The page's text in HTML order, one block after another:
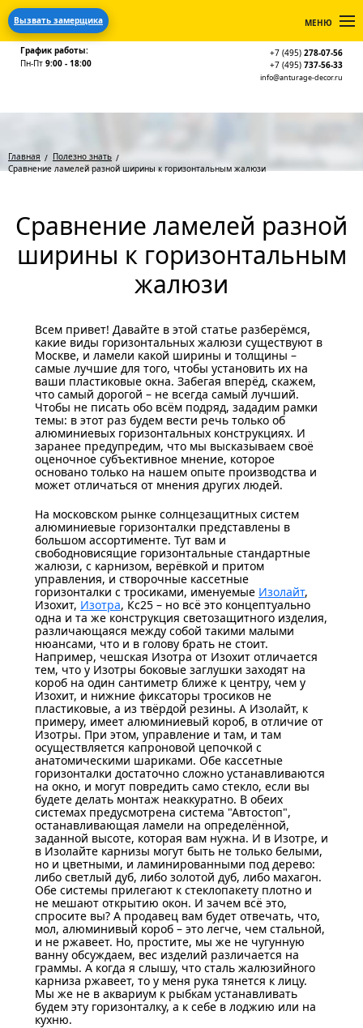
Вызвать замерщика МЕНЮ
График работы:
Пн-Пт 9:00 - 18:00
+7 (495) 278-07-56
+7 (495) 737-56-33
info@anturage-decor.ru
Главная
Полезно знать
Сравнение ламелей разной ширины к горизонтальным жалюзи
Сравнение ламелей разной
ширины к горизонтальным
жалюзи
Всем привет! Давайте в этой статье разберёмся,
какие виды горизонтальных жалюзи существуют в
Москве, и ламели какой ширины и толщины –
самые лучшие для того, чтобы установить их на
ваши пластиковые окна. Забегая вперёд, скажем,
что самый дорогой – не всегда самый лучший.
Чтобы не писать обо всём подряд, зададим рамки
темы: в этот раз будем вести речь только об
алюминиевых горизонтальных конструкциях. И
заранее предупредим, что мы высказываем своё
оценочное субъективное мнение, которое
основано только на нашем опыте производства и
может отличаться от мнения других людей.
На московском рынке солнцезащитных систем
алюминиевые горизонталки представлены в
большом ассортименте. Тут вам и
свободновисящие горизонтальные стандартные
жалюзи, с карнизом, верёвкой и притом
управления, и створочные кассетные
горизонталки с тросиками, именуемые Изолайт,
Изохит, Изотра, Кс25 – но всё это концептуально
одна и та же конструкция светозащитного изделия,
различающаяся между собой такими малыми
нюансами, что и в голову брать не стоит.
Например, чешская Изотра от Изохит отличается
тем, что у Изотры боковые заглушки заходят на
короб на один сантиметр ближе к центру, чем у
Изохит, и нижние фиксаторы тросиков не
пластиковые, а из твёрдой резины. А Изолайт, к
примеру, имеет алюминиевый короб, в отличие от
Изотры. При этом, управление и там, и там
осуществляется капроновой цепочкой с
анатомическими шариками. Обе кассетные
горизонталки достаточно сложно устанавливаются
на окно, и могут повредить само стекло, если вы
будете делать монтаж неаккуратно. В обеих
системах предусмотрена система "Автостоп",
останавливающая ламели на определённой,
заданной высоте, которая вам нужна. И в Изотре, и
в Изолайте карнизы могут быть не только белыми,
но и цветными, и ламинированными под дерево:
либо светлый дуб, либо золотой дуб, либо махагон.
Обе системы прилегают к стеклопакету плотно и
не мешают открытию окон. И зачем всё это,
спросите вы? А продавец вам будет отвечать, что,
мол, алюминивый короб – это легче, чем стальной,
и не ржавеет. Но, простите, мы же не чугунную
ванну обсуждаем, вес изделий различается на
граммы. А когда я слышу, что сталь жалюзийного
карниза ржавеет, то у меня рука тянется к лицу.
Мы же не в аквариум к рыбкам устанавливать
будем эту горизонталку, а к себе в лоджию или на
кухню.